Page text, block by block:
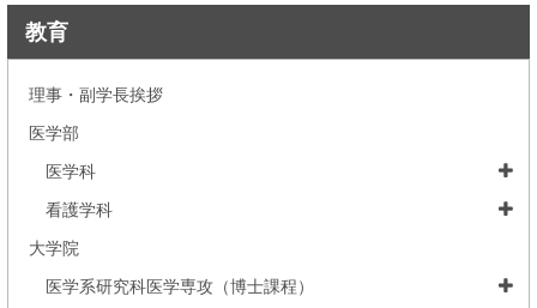
教育
理事・副学長挨拶
医学部
医学科
看護学科
大学院
医学系研究科医学専攻（博士課程）